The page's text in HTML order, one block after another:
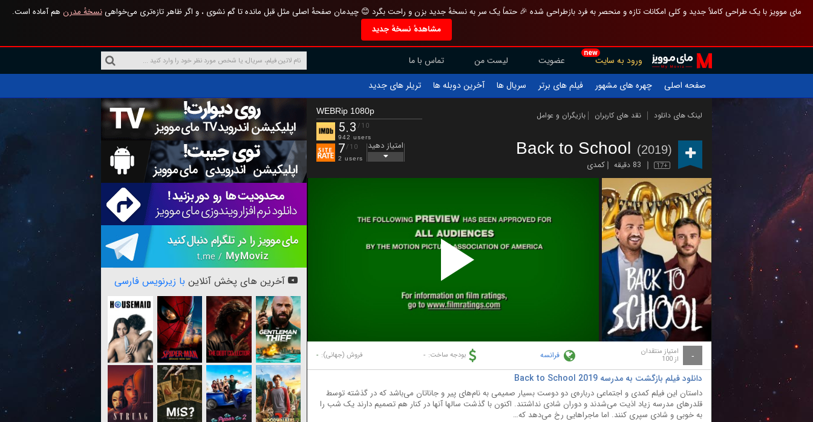
مای موویز با یک طراحی کاملاً جدید و کلی امکانات تازه و منحصر به فرد بازطراحی شده 🎉 حتماً یک سر به نسخهٔ جدید بزن و راحت بگرد 😊 چیدمان صفحهٔ اصلی مثل قبل مانده تا گم نشوی ، و اگر ظاهر تازه‌تری می‌خواهینسخهٔ مدرن هم آماده است.
مشاهدهٔ نسخهٔ جدید
new
ورود به سایت عضویت لیست من
تماس با ما
صفحه اصلی
چهره های مشهور فیلم های برتر سریال ها آخرین دوبله ها تریلر های جدید
لینک های دانلود نقد های کاربران بازیگران و عوامل
Back to School (2019)
17+ 83 دقیقه کمدی
WEBRip 1080p
5.3 /10
942 users
7/10
2 users
امتیاز دهید
Play
Video
- امتیاز منتقدان
از 100 فرانسه بودجه ساخت: - فروش (جهانی): -
دانلود فیلم بازگشت به مدرسه Back to School 2019
داستان این فیلم کمدی و اجتماعی درباره‌ی دو دوست بسیار صمیمی به نام‌های پیر و جاناتان می‌باشد که در گذشته توسط
قلدرهای مدرسه زیاد اذیت می‌شدند و دوران شادی نداشتند. اکنون با گذشت سالها آنها در کنار هم تصمیم دارند یک شب را
به خوبی و شادی سپری کنند. اما ماجراهایی رخ می‌دهد که…
آخرین های پخش آنلاین با زیرنویس فارسی